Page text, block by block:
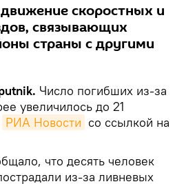
скоростных и
связывающих
страны с другими
Число погибших из-за
увеличилось до 21
РИА Новости со ссылкой на
что десять человек
из-за ливневых